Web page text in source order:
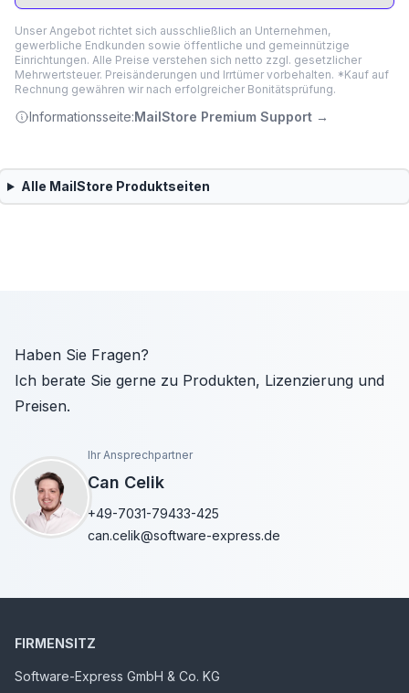
Unser Angebot richtet sich ausschließlich an Unternehmen,
gewerbliche Endkunden sowie öffentliche und gemeinnützige
Einrichtungen. Alle Preise verstehen sich netto zzgl. gesetzlicher
Mehrwertsteuer. Preisänderungen und Irrtümer vorbehalten. *Kauf auf
Rechnung gewähren wir nach erfolgreicher Bonitätsprüfung.
Informationsseite:MailStore Premium Support →
Alle MailStore Produktseiten
Haben Sie Fragen?
Ich berate Sie gerne zu Produkten, Lizenzierung und
Preisen.
Ihr Ansprechpartner
Can Celik
+49-7031-79433-425
can.celik@software-express.de
FIRMENSITZ
Software-Express GmbH & Co. KG